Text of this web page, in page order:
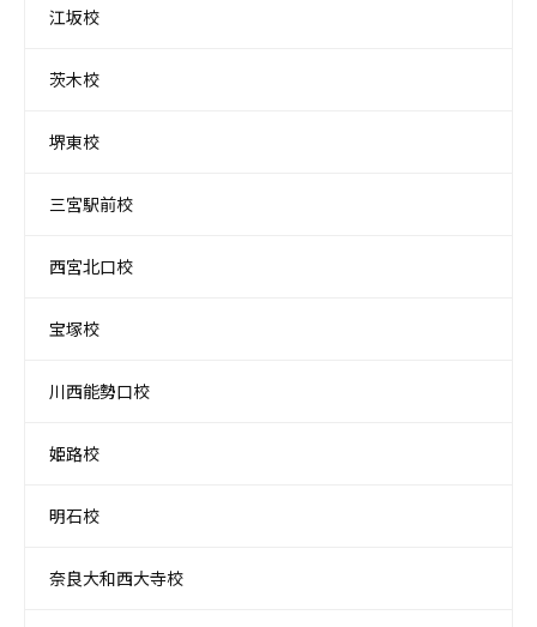
江坂校
茨木校
堺東校
三宮駅前校
西宮北口校
宝塚校
川西能勢口校
姫路校
明石校
奈良大和西大寺校